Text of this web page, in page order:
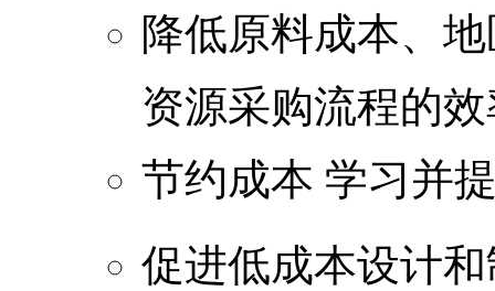
降低原料成本、
资源采购流程的
节约成本 学习并
促进低成本设计